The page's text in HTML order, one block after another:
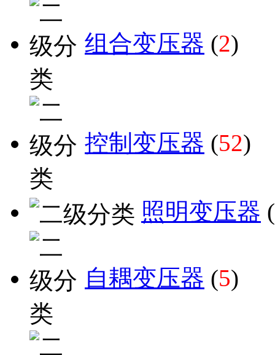
组合变压器 (2)
控制变压器 (52)
照明变压器 (
自耦变压器 (5)